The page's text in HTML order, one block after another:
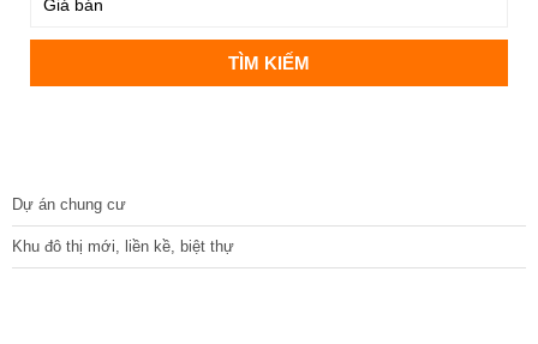
Dự án chung cư
Khu đô thị mới, liền kề, biệt thự